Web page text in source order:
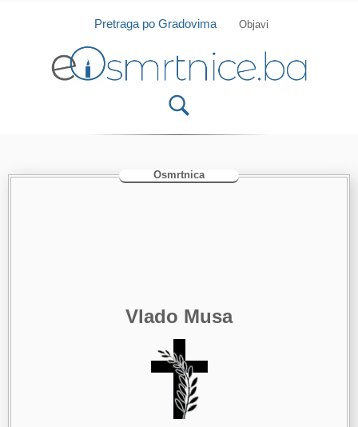
Isprobajte našu Android i IOS aplikaciju
Pretraga po Gradovima Objavi
Osmrtnica
Vlado Musa